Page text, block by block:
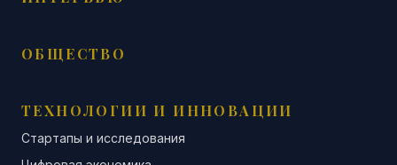
ОБЩЕСТВО
ТЕХНОЛОГИИ И ИННОВАЦИИ
Стартапы и исследования